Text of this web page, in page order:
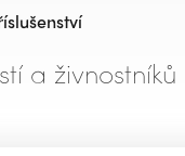
a živnostníků